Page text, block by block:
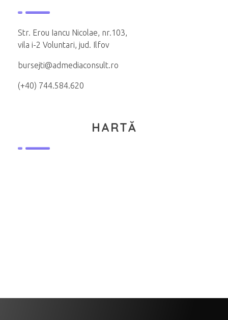
Str. Erou Iancu Nicolae, nr.103,
vila i-2 Voluntari, jud. Ilfov
bursejti@admediaconsult.ro
(+40) 744.584.620
HARTĂ